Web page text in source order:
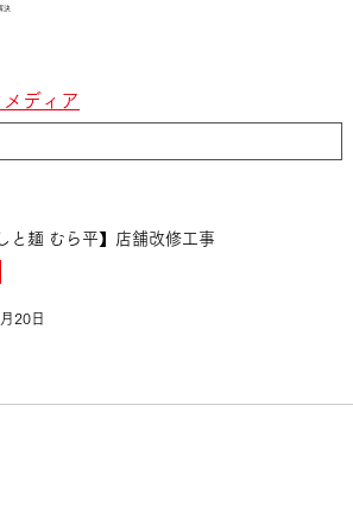
決
ディア
と麺 むら平】店舗改修工事
20日